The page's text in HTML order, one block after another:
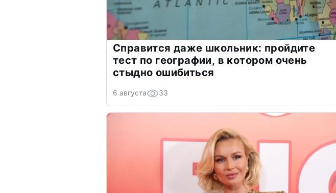
Справится даже школьник: пройдите
тест по географии, в котором очень
стыдно ошибиться
6 августа 33